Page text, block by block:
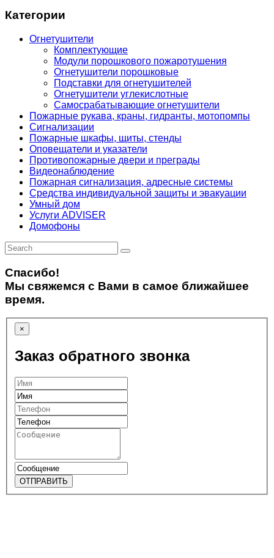
Категории
Огнетушители
Комплектующие
Модули порошкового пожаротушения
Огнетушители порошковые
Подставки для огнетушителей
Огнетушители углекислотные
Самосрабатывающие огнетушители
Пожарные рукава, краны, гидранты, мотопомпы
Сигнализации
Пожарные шкафы, щиты, стенды
Оповещатели и указатели
Противопожарные двери и преграды
Видеонаблюдение
Пожарная сигнализация, адресные системы
Средства индивидуальной защиты и эвакуации
Умный дом
Услуги ADVISER
Домофоны
Спасибо!
Мы свяжемся с Вами в самое ближайшее
время.
×
Заказ обратного звонка
ОТПРАВИТЬ